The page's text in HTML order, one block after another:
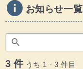
info お知らせ一覧
search
3 件うち 1 - 3 件目